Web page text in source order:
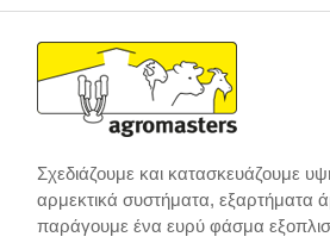
Σχεδιάζουμε και κατασκευάζουμε
αρμεκτικά συστήματα, εξαρτήματα
παράγουμε ένα ευρύ φάσμα